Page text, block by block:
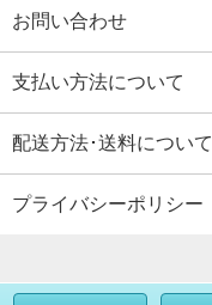
お問い合わせ
支払い方法について
配送方法･送料について
プライバシーポリシー